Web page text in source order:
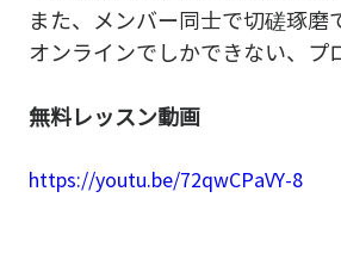
また、メンバー同士で切磋琢
オンラインでしかできない、
無料レッスン動画
https://youtu.be/72qwCPaVY-8